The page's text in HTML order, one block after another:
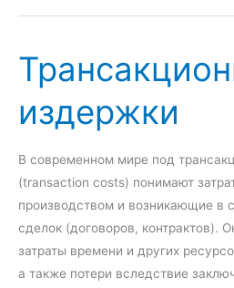
м
р
и
е
т
ц
о
н
т
р
я
Е
издержки
В современном мире под
(transaction costs) понимают
производством и возникающие в
сделок (договоров, контрактов).
затраты времени и других
а также потери вследствие